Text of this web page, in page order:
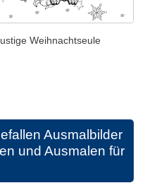
Weihnachtseule
Ausmalbilder
und Ausmalen für